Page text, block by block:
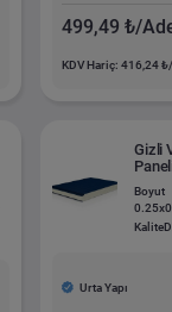
499,49 ₺/
KDV Hariç: 416,24
Gizli
Boyut
Kalite
Urta Yapı